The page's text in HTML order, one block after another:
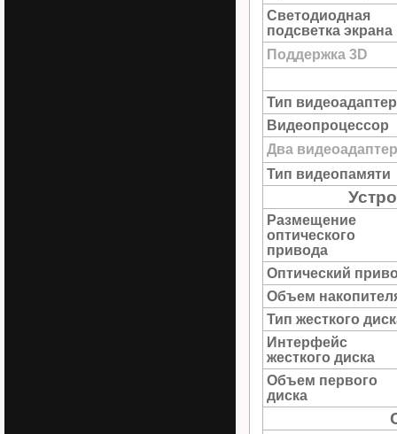
Светодиодная
подсветка экрана
Поддержка 3D
Тип
Видеопроцессор
Два
Тип видеопамяти
Размещение
оптического
привода
Оптический
Объем
Тип жесткого
Интерфейс
жесткого диска
Объем первого
диска